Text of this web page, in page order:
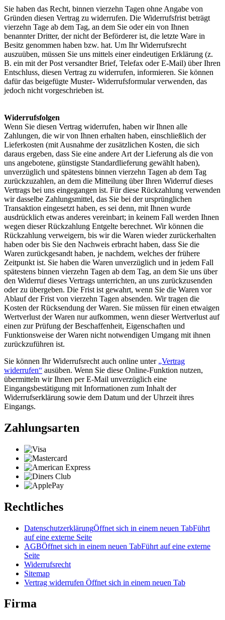
Sie haben das Recht, binnen vierzehn Tagen ohne Angabe von
Gründen diesen Vertrag zu widerrufen. Die Widerrufsfrist beträgt
vierzehn Tage ab dem Tag, an dem Sie oder ein von Ihnen
benannter Dritter, der nicht der Beförderer ist, die letzte Ware in
Besitz genommen haben bzw. hat. Um Ihr Widerrufsrecht
auszuüben, müssen Sie uns mittels einer eindeutigen Erklärung (z.
B. ein mit der Post versandter Brief, Telefax oder E-Mail) über Ihren
Entschluss, diesen Vertrag zu widerrufen, informieren. Sie können
dafür das beigefügte Muster- Widerrufsformular verwenden, das
jedoch nicht vorgeschrieben ist.
Widerrufsfolgen
Wenn Sie diesen Vertrag widerrufen, haben wir Ihnen alle
Zahlungen, die wir von Ihnen erhalten haben, einschließlich der
Lieferkosten (mit Ausnahme der zusätzlichen Kosten, die sich
daraus ergeben, dass Sie eine andere Art der Lieferung als die von
uns angebotene, günstigste Standardlieferung gewählt haben),
unverzüglich und spätestens binnen vierzehn Tagen ab dem Tag
zurückzuzahlen, an dem die Mitteilung über Ihren Widerruf dieses
Vertrags bei uns eingegangen ist. Für diese Rückzahlung verwenden
wir dasselbe Zahlungsmittel, das Sie bei der ursprünglichen
Transaktion eingesetzt haben, es sei denn, mit Ihnen wurde
ausdrücklich etwas anderes vereinbart; in keinem Fall werden Ihnen
wegen dieser Rückzahlung Entgelte berechnet. Wir können die
Rückzahlung verweigern, bis wir die Waren wieder zurückerhalten
haben oder bis Sie den Nachweis erbracht haben, dass Sie die
Waren zurückgesandt haben, je nachdem, welches der frühere
Zeitpunkt ist. Sie haben die Waren unverzüglich und in jedem Fall
spätestens binnen vierzehn Tagen ab dem Tag, an dem Sie uns über
den Widerruf dieses Vertrags unterrichten, an uns zurückzusenden
oder zu übergeben. Die Frist ist gewahrt, wenn Sie die Waren vor
Ablauf der Frist von vierzehn Tagen absenden. Wir tragen die
Kosten der Rücksendung der Waren. Sie müssen für einen etwaigen
Wertverlust der Waren nur aufkommen, wenn dieser Wertverlust auf
einen zur Prüfung der Beschaffenheit, Eigenschaften und
Funktionsweise der Waren nicht notwendigen Umgang mit ihnen
zurückzuführen ist.
Sie können Ihr Widerrufsrecht auch online unter „Vertrag
widerrufen“ ausüben. Wenn Sie diese Online-Funktion nutzen,
übermitteln wir Ihnen per E-Mail unverzüglich eine
Eingangsbestätigung mit Informationen zum Inhalt der
Widerrufserklärung sowie dem Datum und der Uhrzeit ihres
Eingangs.
Zahlungsarten
Rechtliches
DatenschutzerklärungÖffnet sich in einem neuen TabFührt
auf eine externe Seite
AGBÖffnet sich in einem neuen TabFührt auf eine externe
Seite
Widerrufsrecht
Sitemap
Vertrag widerrufen Öffnet sich in einem neuen Tab
Firma